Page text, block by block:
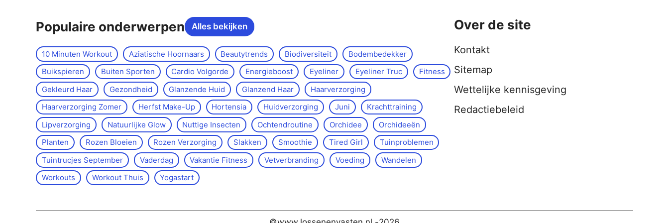
Populaire onderwerpen Alles bekijken
10 Minuten Workout Aziatische Hoornaars Beautytrends Biodiversiteit
Bodembedekker
Buikspieren
Buiten Sporten Cardio Volgorde Energieboost Eyeliner Eyeliner Truc
Fitness
Gekleurd Haar
Gezondheid Glanzende Huid Glanzend Haar
Haarverzorging
Haarverzorging Zomer
Herfst Make-Up Hortensia Huidverzorging Juni
Krachttraining
Lipverzorging
Natuurlijke Glow Nuttige Insecten Ochtendroutine Orchidee
Orchideeën
Planten
Rozen Bloeien Rozen Verzorging Slakken Smoothie Tired Girl
Tuinproblemen
Tuintrucjes September
Vaderdag Vakantie Fitness Vetverbranding Voeding
Wandelen
Workouts
Workout Thuis Yoga­start
Over de site
Kontakt
Sitemap
Wettelijke kennisgeving
Redactiebeleid